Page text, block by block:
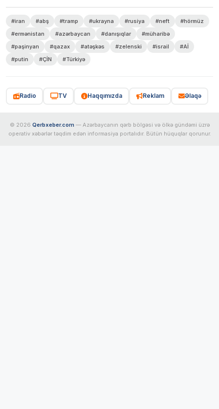
#iran #abş #tramp #ukrayna #rusiya #neft
#hörmüz
#ermənistan
#azərbaycan #danışıqlar
#müharibə
#paşinyan
#qazax #atəşkəs #zelenski #israil
#Aİ
#putin
#ÇİN #Türkiyə
Radio TV Haqqımızda Reklam Əlaqə
© 2026 Qerbxeber.com — Azərbaycanın qərb bölgəsi və ölkə gündəmi üzrə
operativ xəbərlər təqdim edən informasiya portalıdır. Bütün hüquqlar qorunur.